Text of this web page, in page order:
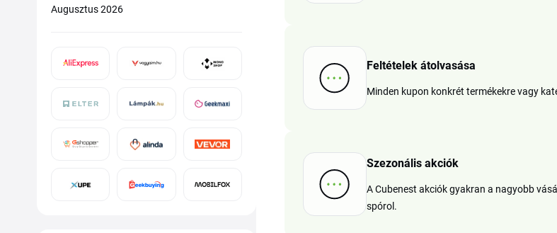
Augusztus 2026
Feltételek átolvasása
Minden kupon konkrét termékekre vagy
Szezonális akciók
A Cubenest akciók gyakran a nagyobb
spórol.